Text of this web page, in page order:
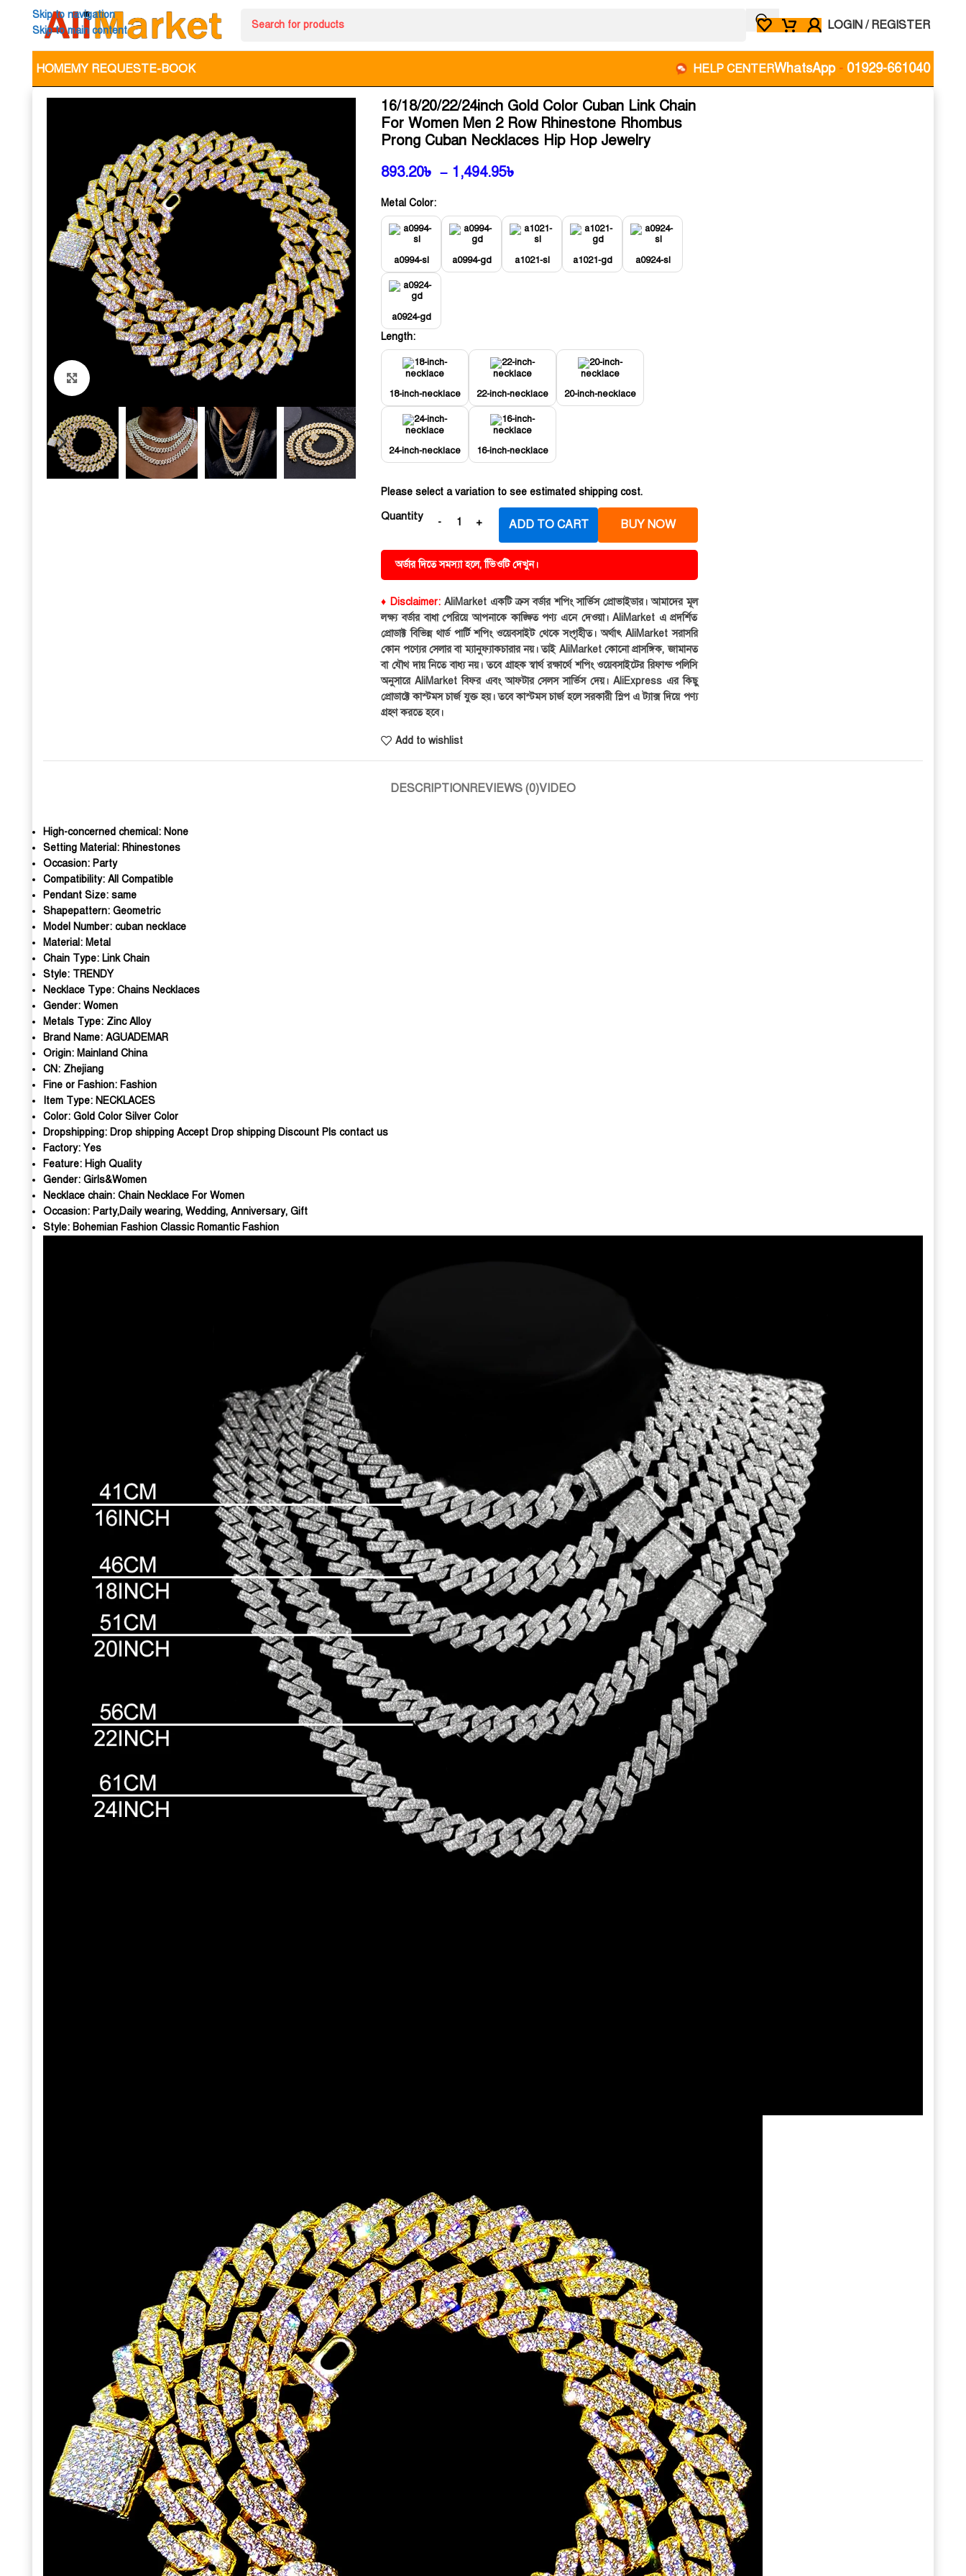
Skip to navigation
Skip to main content
LOGIN / REGISTER
HOMEMY REQUESTE-BOOK HELP CENTERWhatsApp - 01929-661040
16/18/20/22/24inch Gold Color Cuban Link Chain
For Women Men 2 Row Rhinestone Rhombus
Prong Cuban Necklaces Hip Hop Jewelry
893.20৳ – 1,494.95৳
Metal Color:
a0994-sl a0994-gd a1021-sl a1021-gd a0924-sl
a0924-gd
Length:
18-inch-necklace 22-inch-necklace 20-inch-necklace
24-inch-necklace 16-inch-necklace
Please select a variation to see estimated shipping cost.
Quantity
ADD TO CART BUY NOW
অর্ডার দিতে সমস্যা হলে, ভিিওটি দেখুন।
♦ Disclaimer:AliMarket একটি ক্রস বর্ডার শপিং সার্ভিস প্রোভাইডার। আমাদের মূল
লক্ষ্য বর্ডার বাধা পেরিয়ে আপনাকে কাঙ্ক্ষিত পণ্য এনে দেওয়া। AliMarket এ প্রদর্শিত
প্রোডাক্ট বিভিন্ন থার্ড পার্টি শপিং ওয়েবসাইট থেকে সংগৃহীত। অর্থাৎ AliMarket সরাসরি
কোন পণ্যের সেলার বা ম্যানুফ্যাকচারার নয়। তাই AliMarket কোনো প্রাসঙ্গিক, জামানত
বা যৌথ দায় নিতে বাধ্য নয়। তবে গ্রাহক স্বার্থ রক্ষার্থে শপিং ওয়েবসাইটের রিফান্ড পলিসি
অনুসারে AliMarket বিফর এবং আফটার সেলস সার্ভিস দেয়। AliExpress এর কিছু
প্রোডাক্টে কাস্টমস চার্জ যুক্ত হয়। তবে কাস্টমস চার্জ হলে সরকারী স্লিপ এ ট্যাক্স দিয়ে পণ্য
গ্রহণ করতে হবে।
Add to wishlist
DESCRIPTIONREVIEWS (0)VIDEO
High-concerned chemical: None
Setting Material: Rhinestones
Occasion: Party
Compatibility: All Compatible
Pendant Size: same
Shapepattern: Geometric
Model Number: cuban necklace
Material: Metal
Chain Type: Link Chain
Style: TRENDY
Necklace Type: Chains Necklaces
Gender: Women
Metals Type: Zinc Alloy
Brand Name: AGUADEMAR
Origin: Mainland China
CN: Zhejiang
Fine or Fashion: Fashion
Item Type: NECKLACES
Color: Gold Color Silver Color
Dropshipping: Drop shipping Accept Drop shipping Discount Pls contact us
Factory: Yes
Feature: High Quality
Gender: Girls&Women
Necklace chain: Chain Necklace For Women
Occasion: Party,Daily wearing, Wedding, Anniversary, Gift
Style: Bohemian Fashion Classic Romantic Fashion